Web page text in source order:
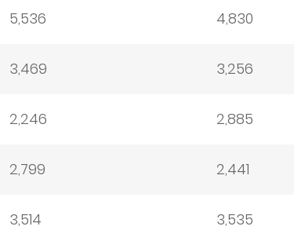
5,536 4,830
3,469 3,256
2,246 2,885
2,799 2,441
3,514 3,535